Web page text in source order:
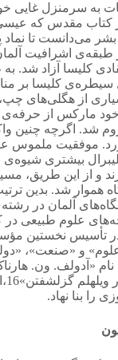
به سرمنزل غایی
از كتاب مقدس كه
می‌دانست تا نماد
اشرافیت آلمان
كلیسا آزاد شد.
سیطره‌ی كلیسا بر
از هگلی‌های
ماركس از حرفه‌ی
شد. اگرچه چنین
موفقیت ملموس
لیبرال بیشتری شیوه‌ی
و از این طریق،
آلمان در
علوم طبیعی در
تأسیس نخستین
و «صنعت»،